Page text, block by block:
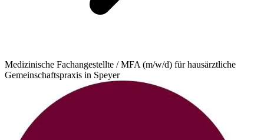
Medizinische Fachangestellte / MFA (m/w/d) für hausärztliche
Gemeinschaftspraxis in Speyer